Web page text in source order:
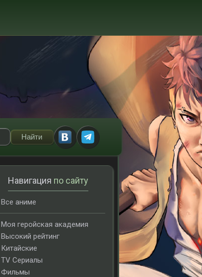
Навигация по сайту
Все аниме
Моя геройская академия
Высокий рейтинг
Китайские
TV Сериалы
Фильмы